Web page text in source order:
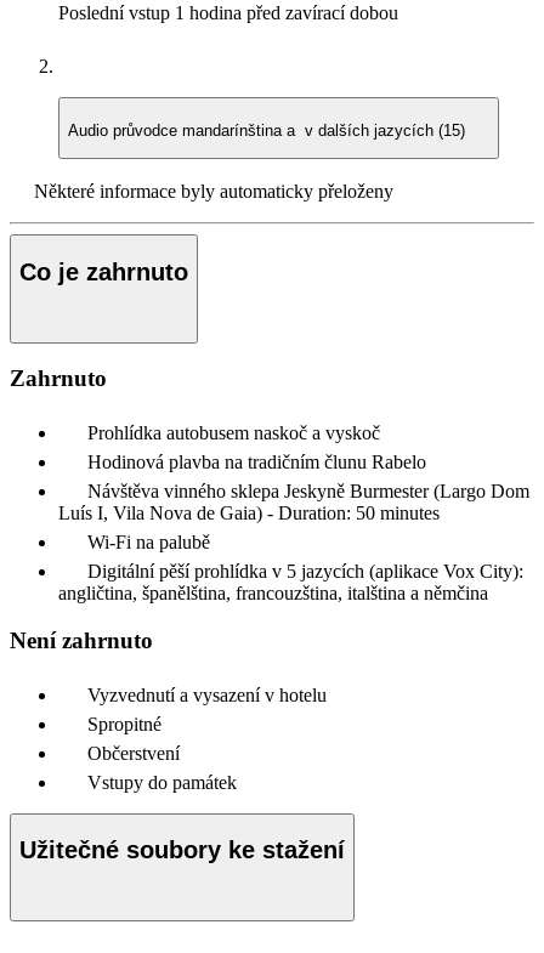
Poslední vstup 1 hodina před zavírací dobou
Audio průvodce mandarínština a v dalších jazycích (15)
Některé informace byly automaticky přeloženy
Co je zahrnuto
Zahrnuto
Prohlídka autobusem naskoč a vyskoč
Hodinová plavba na tradičním člunu Rabelo
Návštěva vinného sklepa Jeskyně Burmester (Largo Dom
Luís I, Vila Nova de Gaia) - Duration: 50 minutes
Wi-Fi na palubě
Digitální pěší prohlídka v 5 jazycích (aplikace Vox City):
angličtina, španělština, francouzština, italština a němčina
Není zahrnuto
Vyzvednutí a vysazení v hotelu
Spropitné
Občerstvení
Vstupy do památek
Užitečné soubory ke stažení